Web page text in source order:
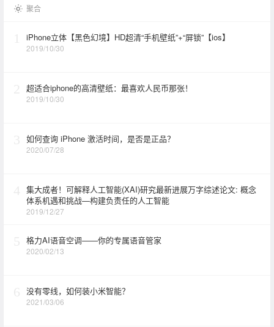
聚合
iPhone立体【黑色幻境】HD超清“手机壁纸”+“屏锁”【ios】
2019/10/30
超适合iphone的高清壁纸：最喜欢人民币那张！
2019/10/30
如何查询 iPhone 激活时间，是否是正品？
2020/07/28
集大成者！可解释人工智能(XAI)研究最新进展万字综述论文: 概念
体系机遇和挑战—构建负责任的人工智能
2019/12/27
格力AI语音空调——你的专属语音管家
2020/02/13
没有零线，如何装小米智能？
2021/03/06